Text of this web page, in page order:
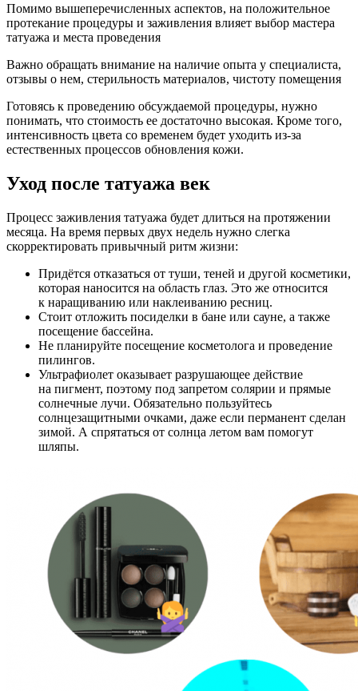
Помимо вышеперечисленных аспектов, на положительное
протекание процедуры и заживления влияет выбор мастера
татуажа и места проведения
Важно обращать внимание на наличие опыта у специалиста,
отзывы о нем, стерильность материалов, чистоту помещения
Готовясь к проведению обсуждаемой процедуры, нужно
понимать, что стоимость ее достаточно высокая. Кроме того,
интенсивность цвета со временем будет уходить из-за
естественных процессов обновления кожи.
Уход после татуажа век
Процесс заживления татуажа будет длиться на протяжении
месяца. На время первых двух недель нужно слегка
скорректировать привычный ритм жизни:
Придётся отказаться от туши, теней и другой косметики,
которая наносится на область глаз. Это же относится
к наращиванию или наклеиванию ресниц.
Стоит отложить посиделки в бане или сауне, а также
посещение бассейна.
Не планируйте посещение косметолога и проведение
пилингов.
Ультрафиолет оказывает разрушающее действие
на пигмент, поэтому под запретом солярии и прямые
солнечные лучи. Обязательно пользуйтесь
солнцезащитными очками, даже если перманент сделан
зимой. А спрятаться от солнца летом вам помогут
шляпы.